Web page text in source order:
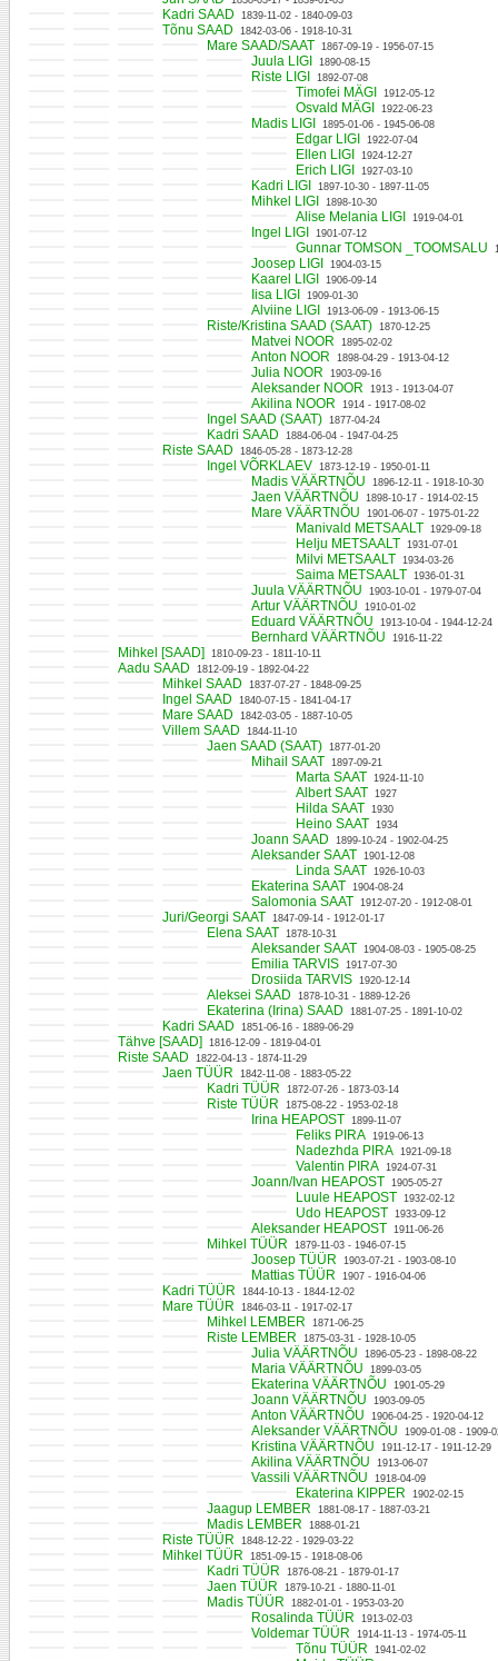
Kadri SAAD 1839-11-02 - 1840-09-03
Tõnu SAAD 1842-03-06 - 1918-10-31
Mare SAAD/SAAT 1867-09-19 - 1956-07-15
Juula LIGI 1890-08-15
Riste LIGI 1892-07-08
Timofei MÄGI 1912-05-12
Osvald MÄGI 1922-06-23
Madis LIGI 1895-01-06 - 1945-06-08
Edgar LIGI 1922-07-04
Ellen LIGI 1924-12-27
Erich LIGI 1927-03-10
Kadri LIGI 1897-10-30 - 1897-11-05
Mihkel LIGI 1898-10-30
Alise Melania LIGI 1919-04-01
Ingel LIGI 1901-07-12
Gunnar TOMSON _TOOMSALU
Joosep LIGI 1904-03-15
Kaarel LIGI 1906-09-14
Iisa LIGI 1909-01-30
Alviine LIGI 1913-06-09 - 1913-06-15
Riste/Kristina SAAD (SAAT) 1870-12-25
Matvei NOOR 1895-02-02
Anton NOOR 1898-04-29 - 1913-04-12
Julia NOOR 1903-09-16
Aleksander NOOR 1913 - 1913-04-07
Akilina NOOR 1914 - 1917-08-02
Ingel SAAD (SAAT) 1877-04-24
Kadri SAAD 1884-06-04 - 1947-04-25
Riste SAAD 1846-05-28 - 1873-12-28
Ingel VÕRKLAEV 1873-12-19 - 1950-01-11
Madis VÄÄRTNÕU 1896-12-11 - 1918-10-30
Jaen VÄÄRTNÕU 1898-10-17 - 1914-02-15
Mare VÄÄRTNÕU 1901-06-07 - 1975-01-22
Manivald METSAALT 1929-09-18
Helju METSAALT 1931-07-01
Milvi METSAALT 1934-03-26
Saima METSAALT 1936-01-31
Juula VÄÄRTNÕU 1903-10-01 - 1979-07-04
Artur VÄÄRTNÕU 1910-01-02
Eduard VÄÄRTNÕU 1913-10-04 - 1944-12-24
Bernhard VÄÄRTNÕU 1916-11-22
Mihkel [SAAD] 1810-09-23 - 1811-10-11
Aadu SAAD 1812-09-19 - 1892-04-22
Mihkel SAAD 1837-07-27 - 1848-09-25
Ingel SAAD 1840-07-15 - 1841-04-17
Mare SAAD 1842-03-05 - 1887-10-05
Villem SAAD 1844-11-10
Jaen SAAD (SAAT) 1877-01-20
Mihail SAAT 1897-09-21
Marta SAAT 1924-11-10
Albert SAAT 1927
Hilda SAAT 1930
Heino SAAT 1934
Joann SAAD 1899-10-24 - 1902-04-25
Aleksander SAAT 1901-12-08
Linda SAAT 1926-10-03
Ekaterina SAAT 1904-08-24
Salomonia SAAT 1912-07-20 - 1912-08-01
Juri/Georgi SAAT 1847-09-14 - 1912-01-17
Elena SAAT 1878-10-31
Aleksander SAAT 1904-08-03 - 1905-08-25
Emilia TARVIS 1917-07-30
Drosiida TARVIS 1920-12-14
Aleksei SAAD 1878-10-31 - 1889-12-26
Ekaterina (Irina) SAAD 1881-07-25 - 1891-10-02
Kadri SAAD 1851-06-16 - 1889-06-29
Tähve [SAAD] 1816-12-09 - 1819-04-01
Riste SAAD 1822-04-13 - 1874-11-29
Jaen TÜÜR 1842-11-08 - 1883-05-22
Kadri TÜÜR 1872-07-26 - 1873-03-14
Riste TÜÜR 1875-08-22 - 1953-02-18
Irina HEAPOST 1899-11-07
Feliks PIRA 1919-06-13
Nadezhda PIRA 1921-09-18
Valentin PIRA 1924-07-31
Joann/Ivan HEAPOST 1905-05-27
Luule HEAPOST 1932-02-12
Udo HEAPOST 1933-09-12
Aleksander HEAPOST 1911-06-26
Mihkel TÜÜR 1879-11-03 - 1946-07-15
Joosep TÜÜR 1903-07-21 - 1903-08-10
Mattias TÜÜR 1907 - 1916-04-06
Kadri TÜÜR 1844-10-13 - 1844-12-02
Mare TÜÜR 1846-03-11 - 1917-02-17
Mihkel LEMBER 1871-06-25
Riste LEMBER 1875-03-31 - 1928-10-05
Julia VÄÄRTNÕU 1896-05-23 - 1898-08-22
Maria VÄÄRTNÕU 1899-03-05
Ekaterina VÄÄRTNÕU 1901-05-29
Joann VÄÄRTNÕU 1903-09-05
Anton VÄÄRTNÕU 1906-04-25 - 1920-04-12
Aleksander VÄÄRTNÕU 1909-01-08 - 1909-
Kristina VÄÄRTNÕU 1911-12-17 - 1911-12-29
Akilina VÄÄRTNÕU 1913-06-07
Vassili VÄÄRTNÕU 1918-04-09
Ekaterina KIPPER 1902-02-15
Jaagup LEMBER 1881-08-17 - 1887-03-21
Madis LEMBER 1888-01-21
Riste TÜÜR 1848-12-22 - 1929-03-22
Mihkel TÜÜR 1851-09-15 - 1918-08-06
Kadri TÜÜR 1876-08-21 - 1879-01-17
Jaen TÜÜR 1879-10-21 - 1880-11-01
Madis TÜÜR 1882-01-01 - 1953-03-20
Rosalinda TÜÜR 1913-02-03
Voldemar TÜÜR 1914-11-13 - 1974-05-11
Tõnu TÜÜR 1941-02-02